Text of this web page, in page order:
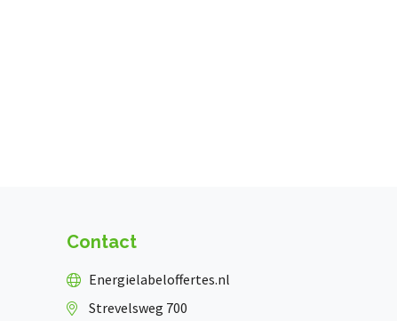
Contact
Energielabeloffertes.nl
Strevelsweg 700